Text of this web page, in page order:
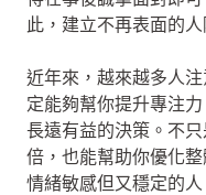
此，建立不再表面的人
近年來，越來越多人
定能夠幫你提升專注
長遠有益的決策。不
倍，也能幫助你優化
情緒敏感但又穩定的